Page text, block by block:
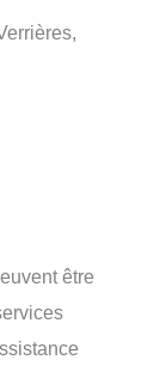
être